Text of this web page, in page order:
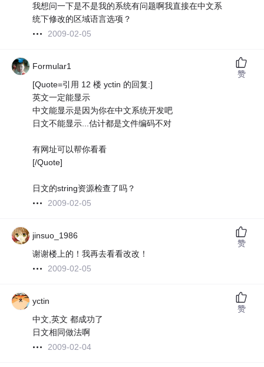
我想问一下是不是我的系统有问题啊我直接在中文系
统下修改的区域语言选项？
2009-02-05
Formular1
[Quote=引用 12 楼 yctin 的回复:]
英文一定能显示
中文能显示是因为你在中文系统开发吧
日文不能显示...估计都是文件编码不对
有网址可以帮你看看
[/Quote]
日文的string资源检查了吗？
2009-02-05
赞
jinsuo_1986
谢谢楼上的！我再去看看改改！
2009-02-05
赞
yctin
中文,英文 都成功了
日文相同做法啊
2009-02-04
赞